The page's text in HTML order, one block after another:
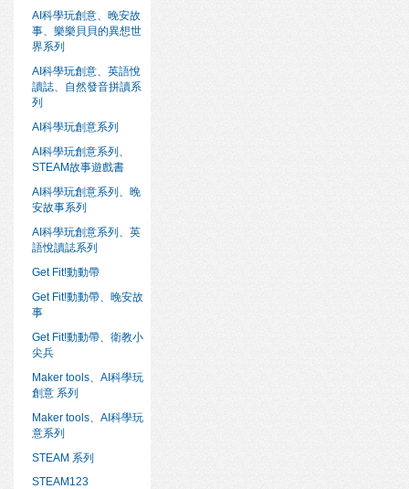
AI科學玩創意、晚安故
事、樂樂貝貝的異想世
界系列
AI科學玩創意、英語悅
讀誌、自然發音拼讀系
列
AI科學玩創意系列
AI科學玩創意系列、
STEAM故事遊戲書
AI科學玩創意系列、晚
安故事系列
AI科學玩創意系列、英
語悅讀誌系列
Get Fit!動動帶
Get Fit!動動帶、晚安故
事
Get Fit!動動帶、衛教小
尖兵
Maker tools、AI科學玩
創意 系列
Maker tools、AI科學玩
意系列
STEAM 系列
STEAM123